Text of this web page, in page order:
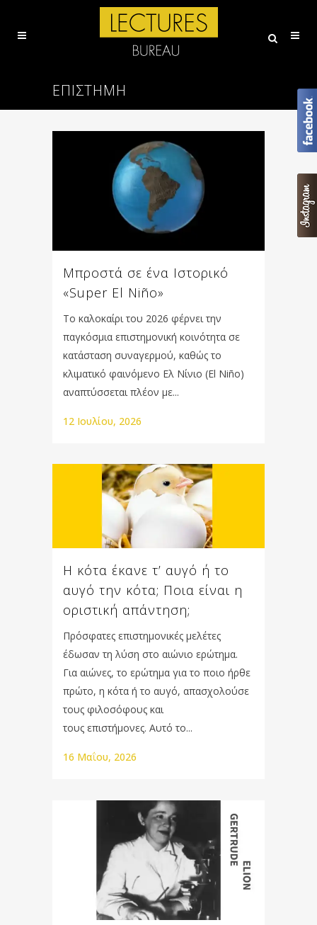
ΕΠΙΣΤΗΜΗ
Μπροστά σε ένα Ιστορικό
«Super El Niño»
Το καλοκαίρι του 2026 φέρνει την
παγκόσμια επιστημονική κοινότητα σε
κατάσταση συναγερμού, καθώς το
κλιματικό φαινόμενο Ελ Νίνιο (El Niño)
αναπτύσσεται πλέον με...
12 Ιουλίου, 2026
Η κότα έκανε τ’ αυγό ή το
αυγό την κότα; Ποια είναι η
οριστική απάντηση;
Πρόσφατες επιστημονικές μελέτες
έδωσαν τη λύση στο αιώνιο ερώτημα.
Για αιώνες, το ερώτημα για το ποιο ήρθε
πρώτο, η κότα ή το αυγό, απασχολούσε
τους φιλοσόφους και
τους επιστήμονες. Αυτό το...
16 Μαΐου, 2026